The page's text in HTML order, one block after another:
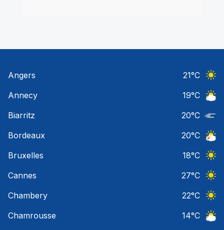
Angers 21°C
Annecy
19°C
Biarritz
20°C
Bordeaux
20°C
Bruxelles
18°C
Cannes
27°C
Chambery
22°C
Chamrousse
14°C